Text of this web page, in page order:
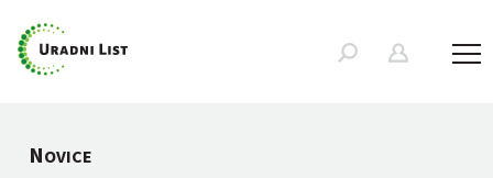
NOVICE